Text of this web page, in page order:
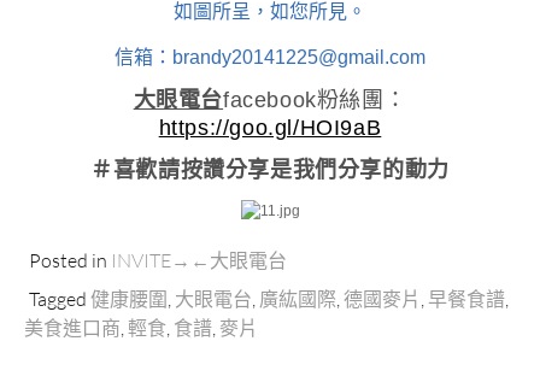
如圖所呈，如您所見。
信箱：brandy20141225@gmail.com
大眼電台facebook粉絲團：
https://goo.gl/HOI9aB
＃喜歡請按讚分享是我們分享的動力
Posted in INVITE→←大眼電台
Tagged 健康腰圍 大眼電台 廣紘國際 德國麥片 早餐食譜
美食進口商 輕食 食譜 麥片